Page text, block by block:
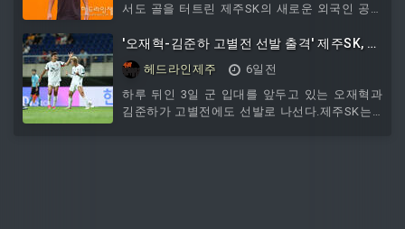
정부가 추진 중인 호남
서도 골을 터트린 제주SK의 새로운 외국인 공격
골을 기록하고 있다는 건 정말 감사한 일이지만
승점 3점 가져오지 못해 더욱 더 아쉽게 느껴지
는 것 같다"고 말했다.아이아스는 이날 인천과의
홈경기 후 와의 인터뷰에서 이같이 말했다.그는
경기 소감으로 "정말 어려운 경기였다고 생각한
'오재혁-김준하 고별전 선발 출격' 제주SK, 인
천전 선발 라인업 발표
헤드라인제주
6일전
하루 뒤인 3일 군 입대를 앞두고 있는 오재혁과
김준하가 고별전에도 선발로 나선다.제주SK는 3